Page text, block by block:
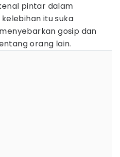
pintar dalam
itu suka
gosip dan
orang lain.